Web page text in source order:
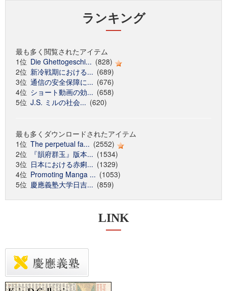
ランキング
最も多く閲覧されたアイテム
1位 Die Ghettogeschi... (828)
2位 新冷戦期における... (689)
3位 通信の安全保障に... (676)
4位 ショート動画の効... (658)
5位 J.S. ミルの社会... (620)
最も多くダウンロードされたアイテム
1位 The perpetual fa... (2552)
2位
『韻府群玉』版本... (1534)
3位 日本における赤痢... (1329)
4位 Promoting Manga ... (1053)
5位 慶應義塾大学日吉... (859)
LINK